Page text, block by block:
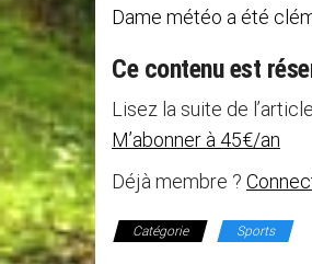
Dame météo a été
Ce contenu est
Lisez la suite de
M’abonner à 45€/an
Déjà membre ?
Catégorie Sports